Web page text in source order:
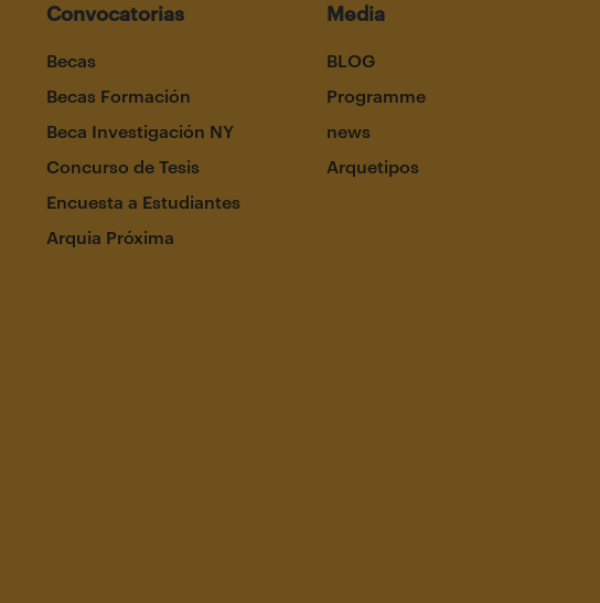
Convocatorias
Becas
Becas Formación
Beca Investigación NY
Concurso de Tesis
Encuesta a Estudiantes
Arquia Próxima
Media
BLOG
Programme
news
Arquetipos